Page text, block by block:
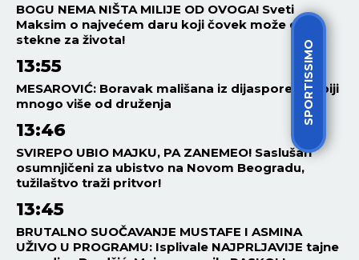
SPORTISSIMO
BOGU NEMA NIŠTA MILIJE OD OVOGA! Sveti
Maksim o najvećem daru koji čovek može da
stekne za života!
13:55
MESAROVIĆ: Boravak mališana iz dijaspore u Srbiji
mnogo više od druženja
13:46
SVIREPO UBIO MAJKU, PA ZANEMEO! Saslušan
osumnjičeni za ubistvo na Novom Beogradu,
tužilaštvo traži pritvor!
13:45
BRUTALNO SUOČAVANJE MUSTAFE I ASMINA
UŽIVO U PROGRAMU: Isplivale NAJPRLJAVIJE tajne